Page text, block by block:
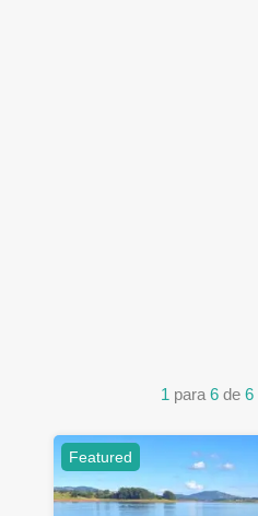
1 para6 de 6
Featured